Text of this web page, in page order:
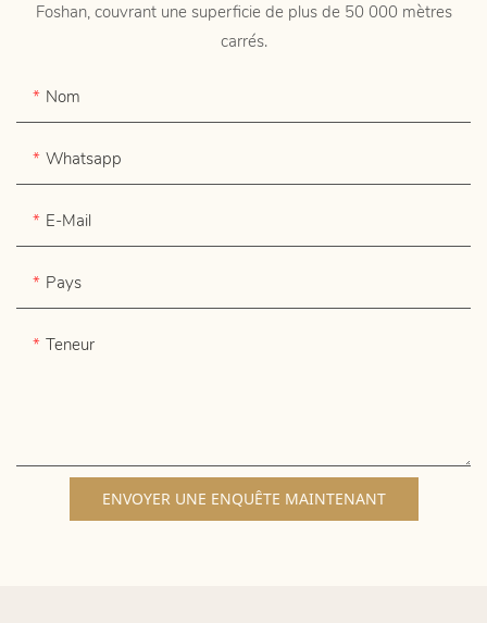
Foshan, couvrant une superficie de plus de 50 000 mètres
carrés.
Nom
Whatsapp
E-Mail
Pays
Teneur
ENVOYER UNE ENQUÊTE MAINTENANT